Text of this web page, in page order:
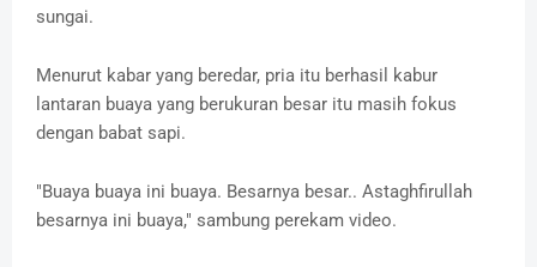
sungai.
Menurut kabar yang beredar, pria itu berhasil kabur
lantaran buaya yang berukuran besar itu masih fokus
dengan babat sapi.
"Buaya buaya ini buaya. Besarnya besar.. Astaghfirullah
besarnya ini buaya," sambung perekam video.